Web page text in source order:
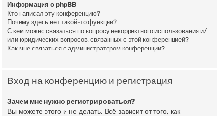
Информация о phpBB
Кто написал эту конференцию?
Почему здесь нет такой-то функции?
С кем можно связаться по вопросу некорректного использования и/
или юридических вопросов, связанных с этой конференцией?
Как мне связаться с администратором конференции?
Вход на конференцию и регистрация
Зачем мне нужно регистрироваться?
Вы можете этого и не делать. Всё зависит от того, как